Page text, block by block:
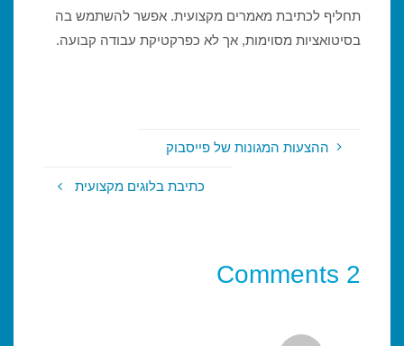
תחליף לכתיבת מאמרים מקצועית. אפשר להשתמש בה
בסיטואציות מסוימות, אך לא כפרקטיקת עבודה קבועה.
ההצעות המגונות של פייסבוק
כתיבת בלוגים מקצועית
2 Comments